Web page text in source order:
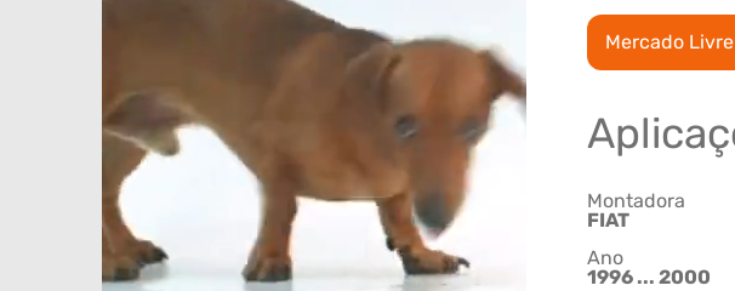
Mercado
Montadora
FIAT
Ano
1996 ... 2000